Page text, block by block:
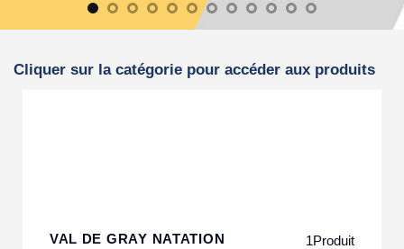
Cliquer sur la catégorie pour accéder aux produits
VAL DE GRAY NATATION 1Produit